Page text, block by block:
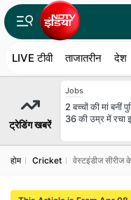
LIVE टीवी ताजातरीन देश
ट्रेडिंग खबरें
Jobs
2 बच्चों की मां
36 की उम्र में रचा
होम Cricket वेस्‍टइंडीज सीरीज